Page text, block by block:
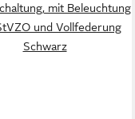
mit Beleuchtung
und Vollfederung
Schwarz